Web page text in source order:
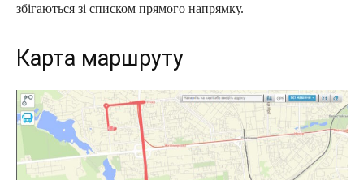
збігаються зі списком прямого напрямку.
Карта маршруту